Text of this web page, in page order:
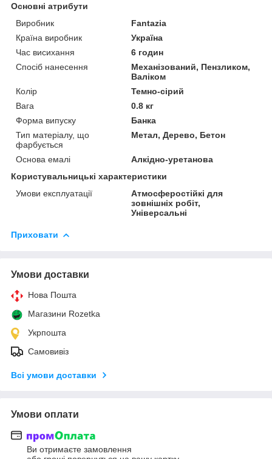
Основні атрибути
Виробник
Fantazia
Країна виробник
Україна
Час висихання
6 годин
Спосіб нанесення
Механізований, Пензликом,
Валіком
Колір
Темно-сірий
Вага
0.8 кг
Форма випуску
Банка
Тип матеріалу, що
фарбується
Метал, Дерево, Бетон
Основа емалі
Алкідно-уретанова
Користувальницькі характеристики
Умови експлуатації
Атмосферостійкі для
зовнішніх робіт,
Універсальні
Приховати
Умови доставки
Нова Пошта
Магазини Rozetka
Укрпошта
Самовивіз
Всі умови доставки
Умови оплати
Ви отримаєте замовлення